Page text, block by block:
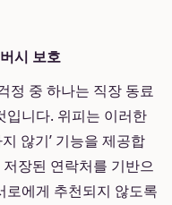
시 보호
정 중 하나는 직장 동료
입니다. 위피는 이러한
않기’ 기능을 제공합
장된 연락처를 기반으
로에게 추천되지 않도록